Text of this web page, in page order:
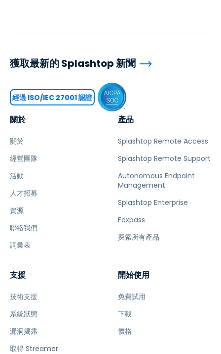
關於
關於
經營團隊
活動
人才招募
資源
聯絡我們
詞彙表
產品
Splashtop Remote Access
Splashtop Remote Support
Autonomous Endpoint
Management
Splashtop Enterprise
Foxpass
探索所有產品
支援
技術支援
系統狀態
漏洞揭露
取得 Streamer
開始使用
免費試用
下載
價格
獲取最新的 Splashtop 新聞
經過 ISO/IEC 27001 認證